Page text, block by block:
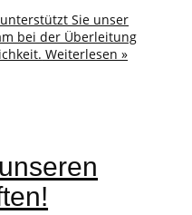
Sie unser
bei der Überleitung
Weiterlesen »